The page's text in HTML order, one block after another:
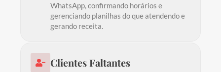
WhatsApp, confirmando horários e
gerenciando planilhas do que atendendo e
gerando receita.
Clientes Faltantes